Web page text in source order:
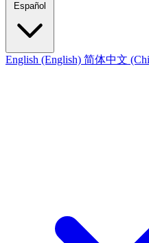
Español
English (English) 简体中文